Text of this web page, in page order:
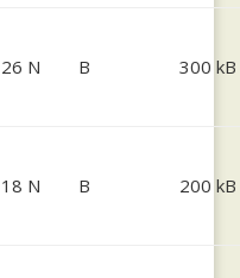
26 N B 300 kB
18 N B 200 kB